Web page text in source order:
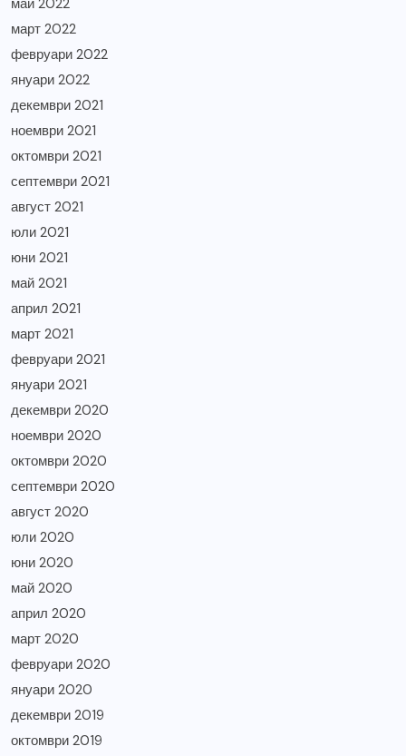
май 2022
март 2022
февруари 2022
януари 2022
декември 2021
ноември 2021
октомври 2021
септември 2021
август 2021
юли 2021
юни 2021
май 2021
април 2021
март 2021
февруари 2021
януари 2021
декември 2020
ноември 2020
октомври 2020
септември 2020
август 2020
юли 2020
юни 2020
май 2020
април 2020
март 2020
февруари 2020
януари 2020
декември 2019
октомври 2019